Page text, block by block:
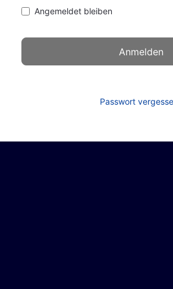
Angemeldet bleiben
Passwort